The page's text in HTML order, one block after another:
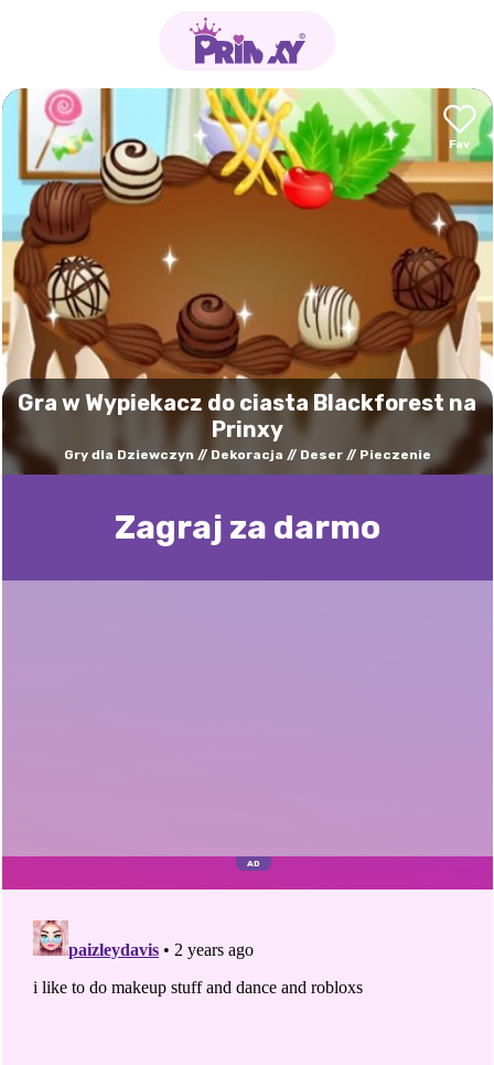
Gra w Wypiekacz do ciasta Blackforest na
Prinxy
Gry dla Dziewczyn Dekoracja Deser Pieczenie
Zagraj za darmo